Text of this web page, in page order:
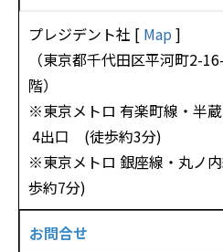
プレジデント社 [ Map]
（東京都千代田区平河町2-
階）
※東京メトロ 有楽町線・半
4出口 (徒歩約3分)
※東京メトロ 銀座線・丸ノ
歩約7分)
お問合せ